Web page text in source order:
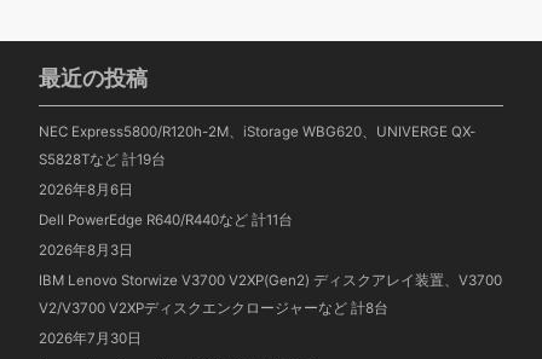
最近の投稿
NEC Express5800/R120h-2M、iStorage WBG620、UNIVERGE QX-
S5828Tなど 計19台
2026年8月6日
Dell PowerEdge R640/R440など 計11台
2026年8月3日
IBM Lenovo Storwize V3700 V2XP(Gen2) ディスクアレイ装置、V3700
V2/V3700 V2XPディスクエンクロージャーなど 計8台
2026年7月30日